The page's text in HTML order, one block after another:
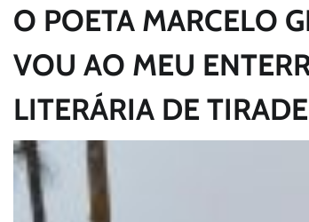
O POETA MARCELO
VOU AO MEU
LITERÁRIA DE